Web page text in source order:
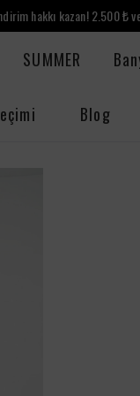
hakkı kazan! 2.500
SUMMER
Blog